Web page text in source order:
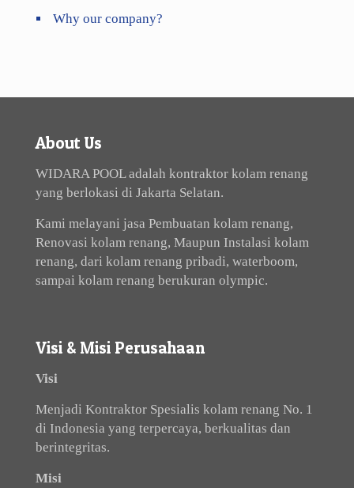
Why our company?
About Us
WIDARA POOL adalah kontraktor kolam renang
yang berlokasi di Jakarta Selatan.
Kami melayani jasa Pembuatan kolam renang,
Renovasi kolam renang, Maupun Instalasi kolam
renang, dari kolam renang pribadi, waterboom,
sampai kolam renang berukuran olympic.
Visi & Misi Perusahaan
Visi
Menjadi Kontraktor Spesialis kolam renang No. 1
di Indonesia yang terpercaya, berkualitas dan
berintegritas.
Misi